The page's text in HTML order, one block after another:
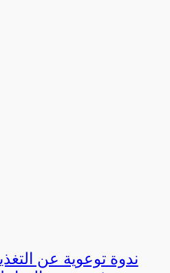
ندوة توعوية عن